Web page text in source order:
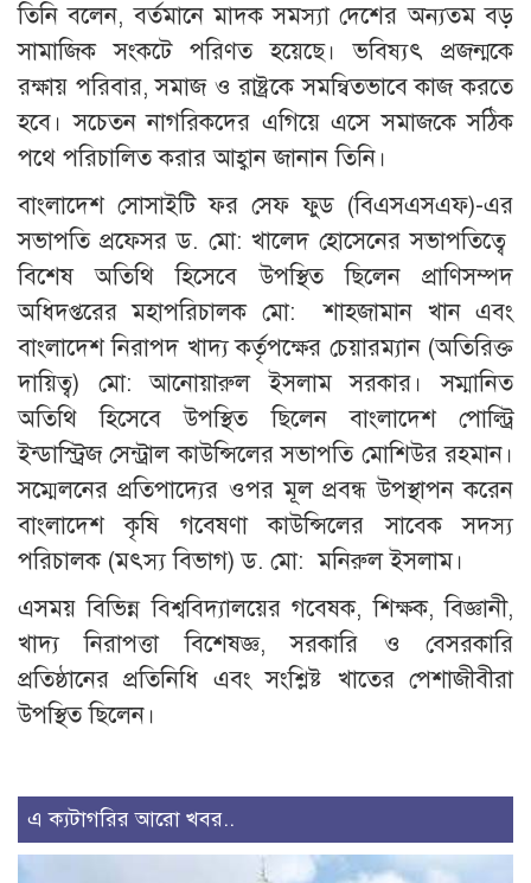
তিনি বলেন, বর্তমানে মাদক সমস্যা দেশের অন্যতম বড়
সামাজিক সংকটে পরিণত হয়েছে। ভবিষ্যৎ প্রজন্মকে
রক্ষায় পরিবার, সমাজ ও রাষ্ট্রকে সমন্বিতভাবে কাজ করতে
হবে। সচেতন নাগরিকদের এগিয়ে এসে সমাজকে সঠিক
পথে পরিচালিত করার আহ্বান জানান তিনি।
বাংলাদেশ সোসাইটি ফর সেফ ফুড (বিএসএসএফ)-এর
সভাপতি প্রফেসর ড. মো: খালেদ হোসেনের সভাপতিত্বে
বিশেষ অতিথি হিসেবে উপস্থিত ছিলেন প্রাণিসম্পদ
অধিদপ্তরের মহাপরিচালক মো: শাহজামান খান এবং
বাংলাদেশ নিরাপদ খাদ্য কর্তৃপক্ষের চেয়ারম্যান (অতিরিক্ত
দায়িত্ব) মো: আনোয়ারুল ইসলাম সরকার। সম্মানিত
অতিথি হিসেবে উপস্থিত ছিলেন বাংলাদেশ পোল্ট্রি
ইন্ডাস্ট্রিজ সেন্ট্রাল কাউন্সিলের সভাপতি মোশিউর রহমান।
সম্মেলনেরপ্রতিপাদ্যের ওপর মূল প্রবন্ধ উপস্থাপন করেন
বাংলাদেশ কৃষি গবেষণা কাউন্সিলের সাবেক সদস্য
পরিচালক (মৎস্য বিভাগ) ড. মো: মনিরুল ইসলাম।
এসময় বিভিন্ন বিশ্ববিদ্যালয়ের গবেষক, শিক্ষক, বিজ্ঞানী,
খাদ্য নিরাপত্তা বিশেষজ্ঞ, সরকারি ও বেসরকারি
প্রতিষ্ঠানের প্রতিনিধি এবং সংশ্লিষ্ট খাতের পেশাজীবীরা
উপস্থিত ছিলেন।
এ ক্যটাগরির আরো খবর..